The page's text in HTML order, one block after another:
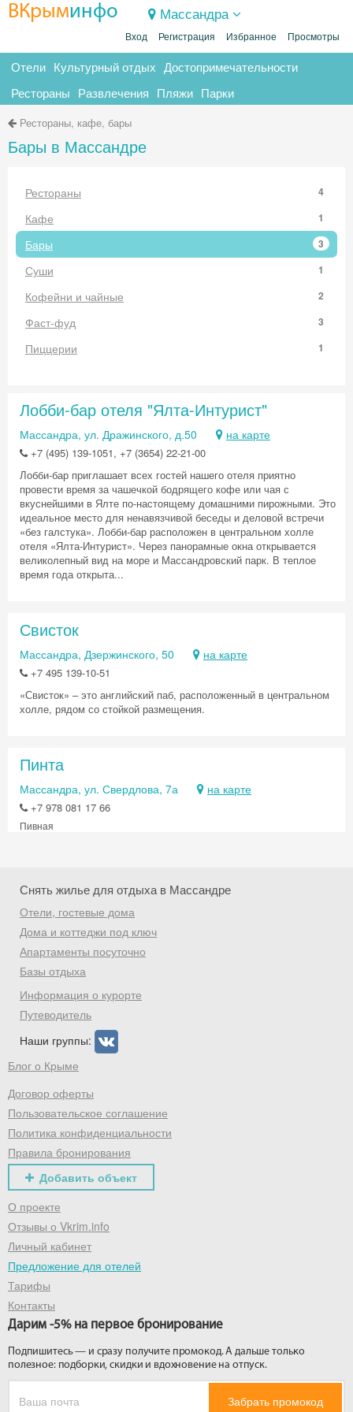
ВКрыминфо Массандра
Вход Регистрация Избранное Просмотры
Отели Культурный отдых Достопримечательности
Рестораны Развлечения Пляжи Парки
Рестораны, кафе, бары
Бары в Массандре
Рестораны 4
Кафе 1
Бары 3
Суши 1
Кофейни и чайные 2
Фаст-фуд 3
Пиццерии 1
Лобби-бар отеля "Ялта-Интурист"
Массандра, ул. Дражинского, д.50 на карте
+7 (495) 139-1051, +7 (3654) 22-21-00
Лобби-бар приглашает всех гостей нашего отеля приятно
провести время за чашечкой бодрящего кофе или чая с
вкуснейшими в Ялте по-настоящему домашними пирожными. Это
идеальное место для ненавязчивой беседы и деловой встречи
«без галстука». Лобби-бар расположен в центральном холле
отеля «Ялта-Интурист». Через панорамные окна открывается
великолепный вид на море и Массандровский парк. В теплое
время года открыта...
Свисток
Массандра, Дзержинского, 50 на карте
+7 495 139-10-51
«Свисток» – это английский паб, расположенный в центральном
холле, рядом со стойкой размещения.
Пинта
Массандра, ул. Свердлова, 7а на карте
+7 978 081 17 66
Пивная
Снять жилье для отдыха в Массандре
Отели, гостевые дома
Дома и коттеджи под ключ
Апартаменты посуточно
Базы отдыха
Информация о курорте
Путеводитель
Наши группы:
Блог о Крыме
Договор оферты
Пользовательское соглашение
Политика конфиденциальности
Правила бронирования
Добавить объект
О проекте
Отзывы о Vkrim.info
Личный кабинет
Предложение для отелей
Тарифы
Контакты
Дарим -5% на первое бронирование
Подпишитесь — и сразу получите промокод. А дальше только
полезное: подборки, скидки и вдохновение на отпуск.
Забрать промокод
Скидка −5%